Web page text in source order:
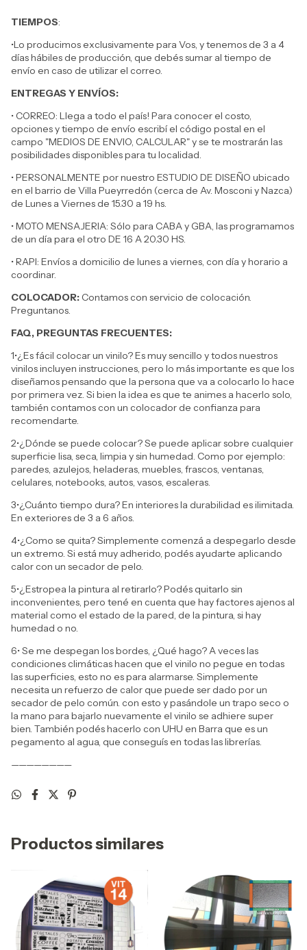
TIEMPOS:
•Lo producimos exclusivamente para Vos, y tenemos de 3 a 4
días hábiles de producción, que debés sumar al tiempo de
envío en caso de utilizar el correo.
ENTREGAS Y ENVÍOS:
• CORREO: Llega a todo el país! Para conocer el costo,
opciones y tiempo de envío escribí el código postal en el
campo "MEDIOS DE ENVIO, CALCULAR" y se te mostrarán las
posibilidades disponibles para tu localidad.
• PERSONALMENTE por nuestro ESTUDIO DE DISEÑO ubicado
en el barrio de Villa Pueyrredón (cerca de Av. Mosconi y Nazca)
de Lunes a Viernes de 15.30 a 19 hs.
• MOTO MENSAJERIA: Sólo para CABA y GBA, las programamos
de un día para el otro DE 16 A 20.30 HS.
• RAPI: Envíos a domicilio de lunes a viernes, con día y horario a
coordinar.
COLOCADOR: Contamos con servicio de colocación.
Preguntanos.
FAQ, PREGUNTAS FRECUENTES:
1•¿Es fácil colocar un vinilo? Es muy sencillo y todos nuestros
vinilos incluyen instrucciones, pero lo más importante es que los
diseñamos pensando que la persona que va a colocarlo lo hace
por primera vez. Si bien la idea es que te animes a hacerlo solo,
también contamos con un colocador de confianza para
recomendarte.
2•¿Dónde se puede colocar? Se puede aplicar sobre cualquier
superficie lisa, seca, limpia y sin humedad. Como por ejemplo:
paredes, azulejos, heladeras, muebles, frascos, ventanas,
celulares, notebooks, autos, vasos, escaleras.
3•¿Cuánto tiempo dura? En interiores la durabilidad es ilimitada.
En exteriores de 3 a 6 años.
4•¿Como se quita? Simplemente comenzá a despegarlo desde
un extremo. Si está muy adherido, podés ayudarte aplicando
calor con un secador de pelo.
5•¿Estropea la pintura al retirarlo? Podés quitarlo sin
inconvenientes, pero tené en cuenta que hay factores ajenos al
material como el estado de la pared, de la pintura, si hay
humedad o no.
6• Se me despegan los bordes, ¿Qué hago? A veces las
condiciones climáticas hacen que el vinilo no pegue en todas
las superficies, esto no es para alarmarse. Simplemente
necesita un refuerzo de calor que puede ser dado por un
secador de pelo común. con esto y pasándole un trapo seco o
la mano para bajarlo nuevamente el vinilo se adhiere super
bien. También podés hacerlo con UHU en Barra que es un
pegamento al agua, que conseguís en todas las librerías.
————————
Productos similares